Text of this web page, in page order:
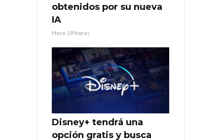
obtenidos por su nueva
IA
Hace 19 horas
Disney+ tendrá una
opción gratis y busca